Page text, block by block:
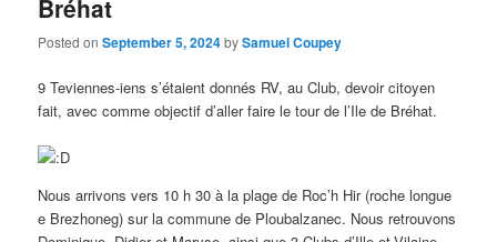
Bréhat
Posted onSeptember 5, 2024bySamuel Coupey
9 Teviennes-iens s’étaient donnés RV, au Club, devoir citoyen
fait, avec comme objectif d’aller faire le tour de l’Ile de Bréhat.
Nous arrivons vers 10 h 30 à la plage de Roc’h Hir (roche longue
e Brezhoneg) sur la commune de Ploubalzanec. Nous retrouvons